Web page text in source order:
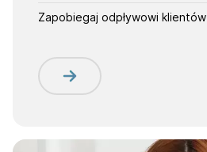
Zapobiegaj odpływowi klientów